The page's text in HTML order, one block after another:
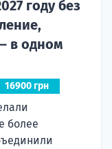
году без
в одном
16900 грн
более